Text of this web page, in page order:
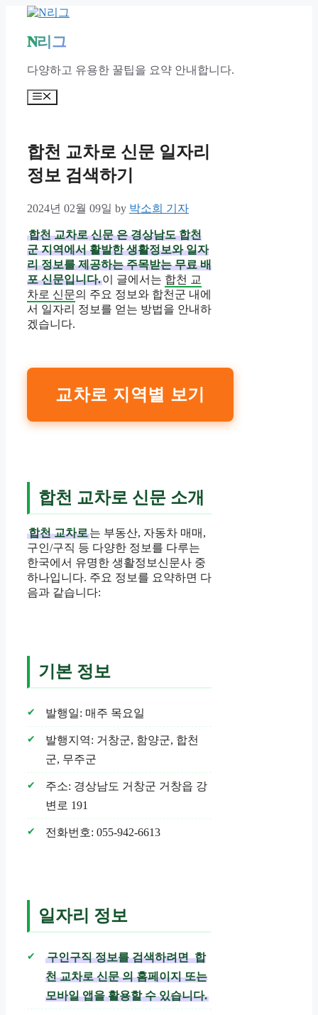
contentN리그
다양하고 유용한 꿀팁을 요약 안내합니다.
Menu
합천 교차로 신문 일자리
정보 검색하기
2024년 02월 09일 by 박소희 기자
합천 교차로 신문 은 경상남도 합천
군 지역에서 활발한 생활정보와 일자
리 정보를 제공하는 주목받는 무료 배
포 신문입니다.이 글에서는 합천 교
차로 신문의 주요 정보와 합천군 내에
서 일자리 정보를 얻는 방법을 안내하
겠습니다.
교차로 지역별 보기
합천 교차로 신문 소개
합천 교차로는 부동산, 자동차 매매,
구인/구직 등 다양한 정보를 다루는
한국에서 유명한 생활정보신문사 중
하나입니다. 주요 정보를 요약하면 다
음과 같습니다:
기본 정보
발행일: 매주 목요일
발행지역: 거창군, 함양군, 합천
군, 무주군
주소: 경상남도 거창군 거창읍 강
변로 191
전화번호: 055-942-6613
일자리 정보
구인구직 정보를 검색하려면 합
천 교차로 신문 의 홈페이지 또는
모바일 앱을 활용할 수 있습니다.